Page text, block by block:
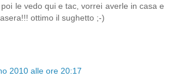
le vedo qui e tac, vorrei averle in casa e
ottimo il sughetto ;-)
2010 alle ore 20:17